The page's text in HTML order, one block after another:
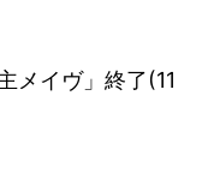
メイヴ」終了(11